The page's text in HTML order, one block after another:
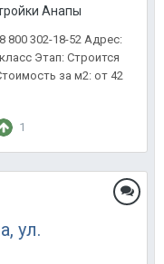
Анапы
800 302-18-52 Адрес:
Этап: Строится
за м2: от 42
1
ул.